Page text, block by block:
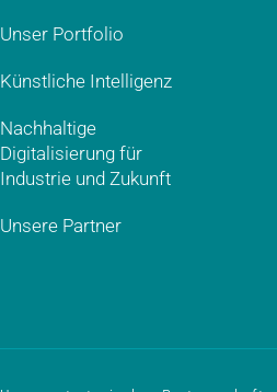
Unser Portfolio
Künstliche Intelligenz
Nachhaltige
Digitalisierung für
Industrie und Zukunft
Unsere Partner